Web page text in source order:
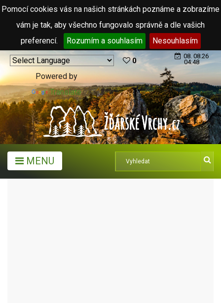
Pomocí cookies vás na našich stránkách poznáme a zobrazíme
vám je tak, aby všechno fungovalo správně a dle vašich
preferencí.
Rozumím a souhlasím Nesouhlasím
Powered by
Translate
0
08. 08.26
04:48
MENU